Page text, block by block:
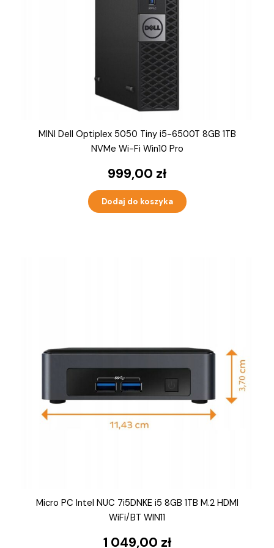
MINI Dell Optiplex 5050 Tiny i5-6500T 8GB 1TB
NVMe Wi-Fi Win10 Pro
999,00 zł
Dodaj do koszyka
Micro PC Intel NUC 7i5DNKE i5 8GB 1TB M.2 HDMI
WiFi/BT WIN11
1 049,00 zł